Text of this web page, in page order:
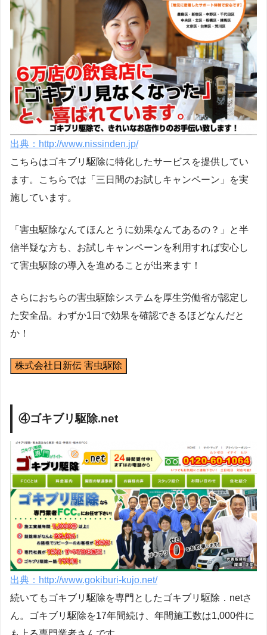
出典：http://www.nissinden.jp/
こちらはゴキブリ駆除に特化したサービスを提供してい
ます。こちらでは「三日間のお試しキャンペーン」を実
施しています。
「害虫駆除なんてほんとうに効果なんてあるの？」と半
信半疑な方も、お試しキャンペーンを利用すれば安心し
て害虫駆除の導入を進めることが出来ます！
さらにおちらの害虫駆除システムを厚生労働省が認定し
た安全品。わずか1日で効果を確認できるほどなんだと
か！
株式会社日新伝 害虫駆除
④ゴキブリ駆除.net
出典：http://www.gokiburi-kujo.net/
続いてもゴキブリ駆除を専門としたゴキブリ駆除．netさ
ん。ゴキブリ駆除を17年間続け、年間施工数は1,000件に